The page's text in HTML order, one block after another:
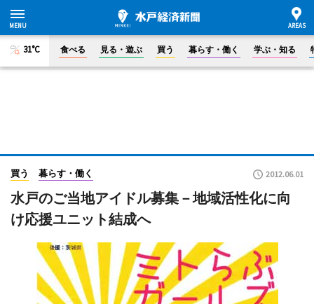
31°C 食べる 見る・遊ぶ 買う 暮らす・働く 学ぶ・知る
買う 暮らす・働く 2012.06.01
水戸のご当地アイドル募集－地域活性化に向
け応援ユニット結成へ